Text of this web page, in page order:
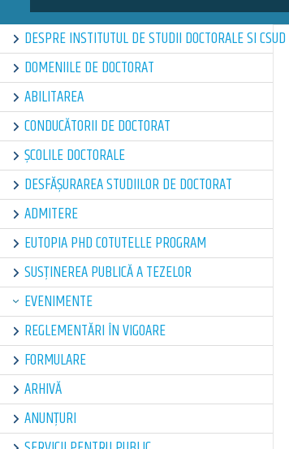
DESPRE INSTITUTUL DE STUDII DOCTORALE SI CSUD
DOMENIILE DE DOCTORAT
ABILITAREA
CONDUCĂTORII DE DOCTORAT
ȘCOLILE DOCTORALE
DESFĂȘURAREA STUDIILOR DE DOCTORAT
ADMITERE
EUTOPIA PHD COTUTELLE PROGRAM
SUSȚINEREA PUBLICĂ A TEZELOR
EVENIMENTE
REGLEMENTĂRI ÎN VIGOARE
FORMULARE
ARHIVĂ
ANUNȚURI